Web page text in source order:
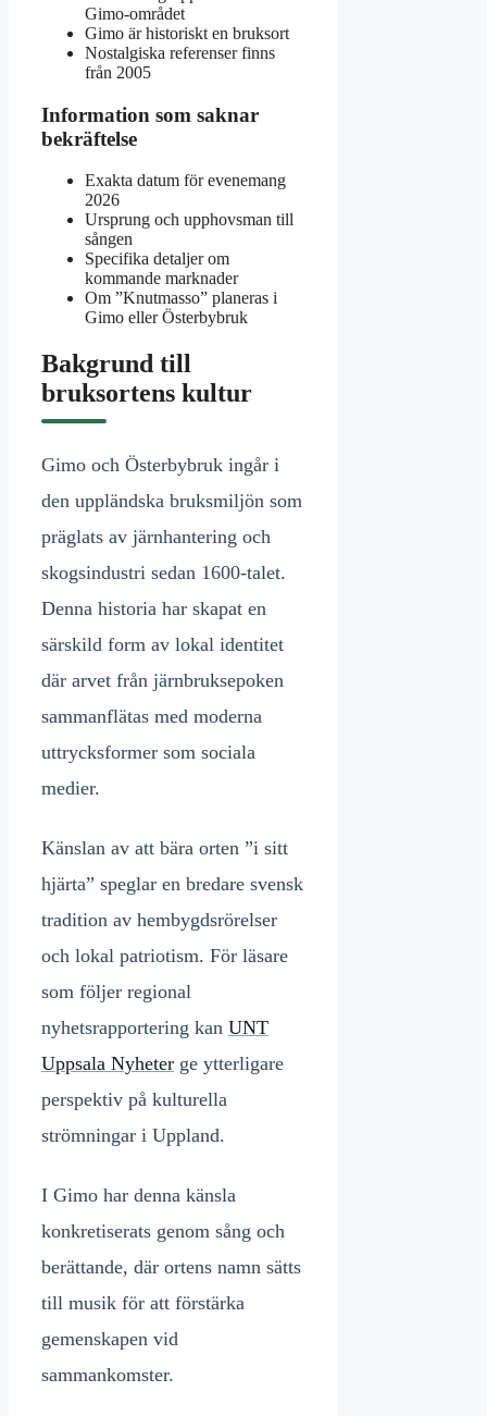
Gimo-området
Gimo är historiskt en bruksort
Nostalgiska referenser finns
från 2005
Information som saknar
bekräftelse
Exakta datum för evenemang
2026
Ursprung och upphovsman till
sången
Specifika detaljer om
kommande marknader
Om ”Knutmasso” planeras i
Gimo eller Österbybruk
Bakgrund till
bruksortens kultur
Gimo och Österbybruk ingår i
den uppländska bruksmiljön som
präglats av järnhantering och
skogsindustri sedan 1600-talet.
Denna historia har skapat en
särskild form av lokal identitet
där arvet från järnbruksepoken
sammanflätas med moderna
uttrycksformer som sociala
medier.
Känslan av att bära orten ”i sitt
hjärta” speglar en bredare svensk
tradition av hembygdsrörelser
och lokal patriotism. För läsare
som följer regional
nyhetsrapportering kan UNT
Uppsala Nyheter ge ytterligare
perspektiv på kulturella
strömningar i Uppland.
I Gimo har denna känsla
konkretiserats genom sång och
berättande, där ortens namn sätts
till musik för att förstärka
gemenskapen vid
sammankomster.